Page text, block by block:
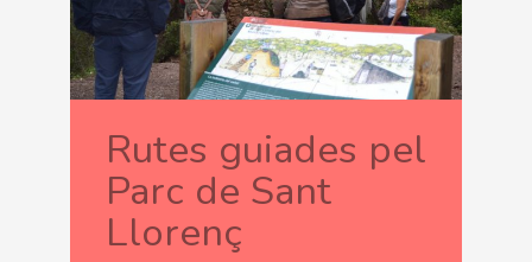
Rutes guiades pel
Parc de Sant
Llorenç